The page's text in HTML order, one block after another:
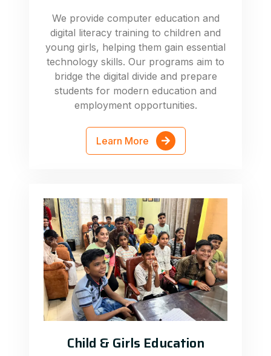
We provide computer education and
digital literacy training to children and
young girls, helping them gain essential
technology skills. Our programs aim to
bridge the digital divide and prepare
students for modern education and
employment opportunities.
Learn More
Child & Girls Education